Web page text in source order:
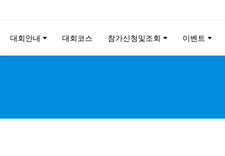
대회안내 대회코스 참가신청및조회 이벤트